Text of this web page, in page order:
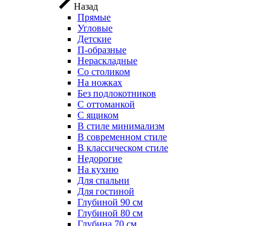
Назад
Прямые
Угловые
Детские
П-образные
Нераскладные
Со столиком
На ножках
Без подлокотников
С оттоманкой
С ящиком
В стиле минимализм
В современном стиле
В классическом стиле
Недорогие
На кухню
Для спальни
Для гостиной
Глубиной 90 см
Глубиной 80 см
Глубина 70 см